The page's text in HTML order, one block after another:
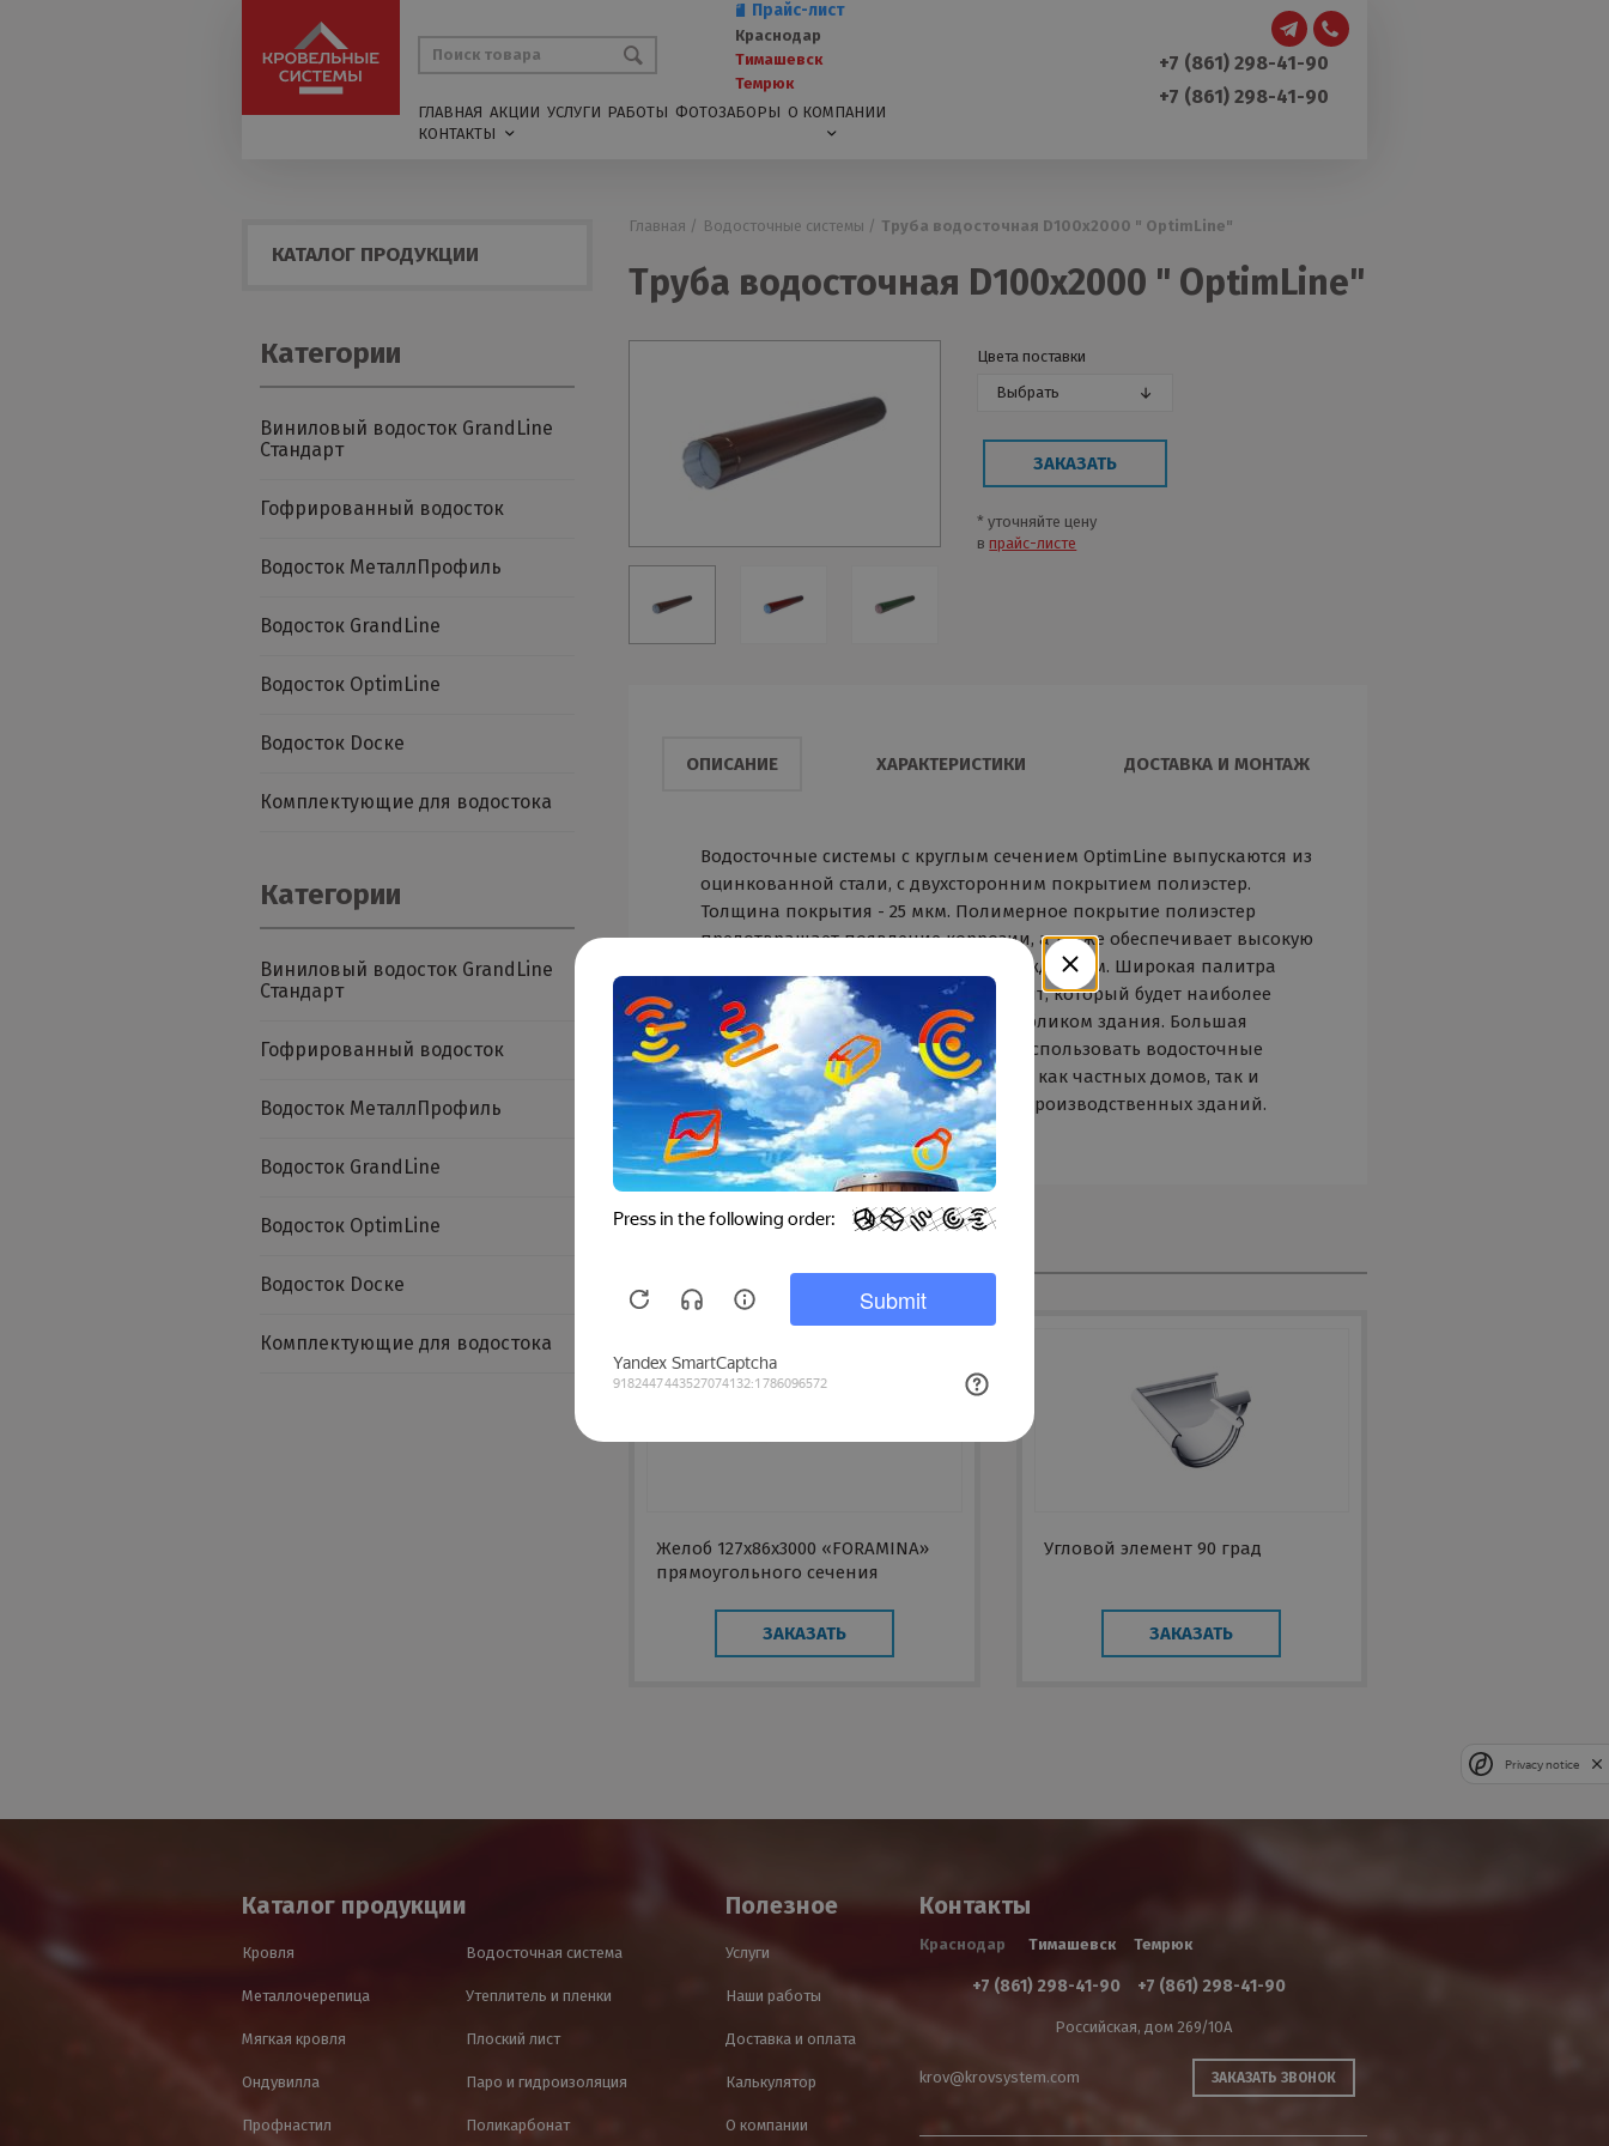
Прайс-лист
Краснодар
Тимашевск
Темрюк
ГЛАВНАЯ АКЦИИ УСЛУГИ РАБОТЫ ФОТОЗАБОРЫ О КОМПАНИИ
КОНТАКТЫ
+7 (861) 298-41-90
+7 (861) 298-41-90
КАТАЛОГ ПРОДУКЦИИ
Категории
Виниловый водосток GrandLine
Стандарт
Гофрированный водосток
Водосток МеталлПрофиль
Водосток GrandLine
Водосток OptimLine
Водосток Dоске
Комплектующие для водостока
Категории
Виниловый водосток GrandLine
Стандарт
Гофрированный водосток
Водосток МеталлПрофиль
Водосток GrandLine
Водосток OptimLine
Водосток Dоске
Комплектующие для водостока
Главная / Водосточные системы / Труба водосточная D100х2000 " OptimLine"
Труба водосточная D100х2000 " OptimLine"
Цвета поставки
Выбрать
ЗАКАЗАТЬ
* уточняйте цену
впрайс-листе
ОПИСАНИЕ ХАРАКТЕРИСТИКИ ДОСТАВКА И МОНТАЖ
Водосточные системы с круглым сечением OptimLine выпускаются из
оцинкованной стали, с двухсторонним покрытием полиэстер.
Толщина покрытия - 25 мкм. Полимерное покрытие полиэстер
предотвращает появление коррозии, а также обеспечивает высокую
устойчивость к механическим повреждениям. Широкая палитра
расцветок позволяет выбрать вариант, который будет наиболее
гармонично сочетаться с внешним обликом здания. Большая
пропускная способность позволяет использовать водосточные
системы OptimLine при строительстве как частных домов, так и
общественных учреждений, а также производственных зданий.
Смотрите также
Желоб 127х86х3000 «FORAMINA»
прямоугольного сечения
ЗАКАЗАТЬ
Угловой элемент 90 град
ЗАКАЗАТЬ
Каталог продукции
Кровля
Металлочерепица
Мягкая кровля
Ондувилла
Профнастил
Водосточная система
Утеплитель и пленки
Плоский лист
Паро и гидроизоляция
Поликарбонат
Полезное
Услуги
Наши работы
Доставка и оплата
Калькулятор
О компании
Контакты
Краснодар Тимашевск Темрюк
+7 (861) 298-41-90 +7 (861) 298-41-90
Российская, дом 269/10А
krov@krovsystem.com ЗАКАЗАТЬ ЗВОНОК
Privacy notice